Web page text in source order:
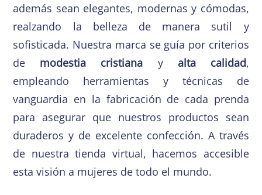
además sean elegantes, modernas y cómodas,
realzando la belleza de manera sutil y
sofisticada. Nuestra marca se guía por criterios
de modestia cristiana y alta calidad,
empleando herramientas y técnicas de
vanguardia en la fabricación de cada prenda
para asegurar que nuestros productos sean
duraderos y de excelente confección. A través
de nuestra tienda virtual, hacemos accesible
esta visión a mujeres de todo el mundo.